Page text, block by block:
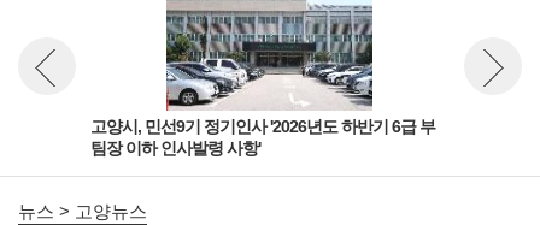
고양시, 민선9기 정기인사 '2026년도 하반기 6급 부
팀장 이하 인사발령 사항'
뉴스 이전보기
뉴스 > 고양뉴스